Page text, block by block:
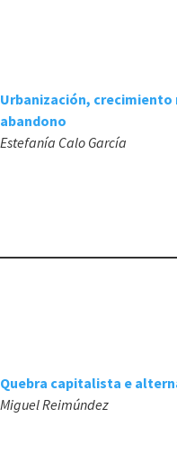
Urbanización, crecimiento
abandono
Estefanía Calo García
Quebra capitalista e
Miguel Reimúndez